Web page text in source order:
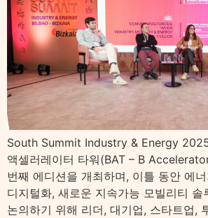
South Summit Industry & Energy
액셀러레이터 타워(BAT – B
번째 에디션을 개최하며, 이틀 동안 에
디지털화, 새로운 지속가능 모빌리티 솔
논의하기 위해 리더, 대기업, 스타트업,